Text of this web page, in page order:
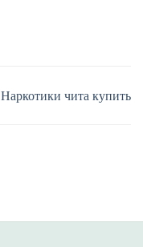
Наркотики чита купить